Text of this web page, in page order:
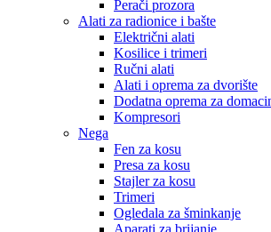
Perači prozora
Alati za radionice i bašte
Električni alati
Kosilice i trimeri
Ručni alati
Alati i oprema za dvorište
Dodatna oprema za
Kompresori
Nega
Fen za kosu
Presa za kosu
Stajler za kosu
Trimeri
Ogledala za šminkanje
Aparati za brijanje